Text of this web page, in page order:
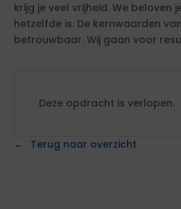
krijg je veel vrijheid. We beloven
hetzelfde is. De kernwaarden
betrouwbaar. Wij gaan voor
Deze opdracht is verlopen.
Terug naar overzicht